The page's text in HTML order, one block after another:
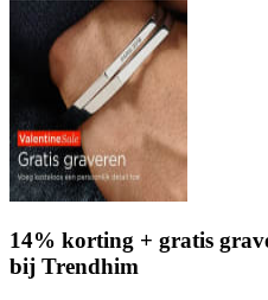
14% korting + gratis
bij Trendhim